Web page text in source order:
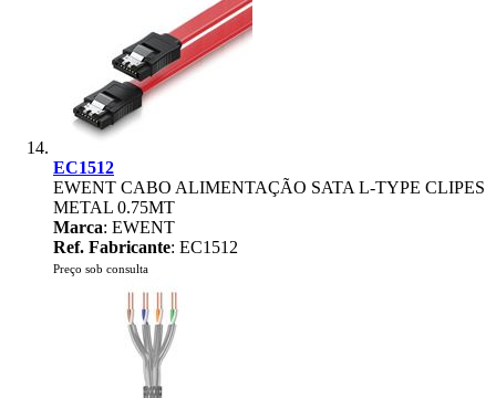
EC1512
EWENT CABO ALIMENTAÇÃO SATA L-TYPE CLIPES
METAL 0.75MT
Marca: EWENT
Ref. Fabricante: EC1512
Preço sob consulta